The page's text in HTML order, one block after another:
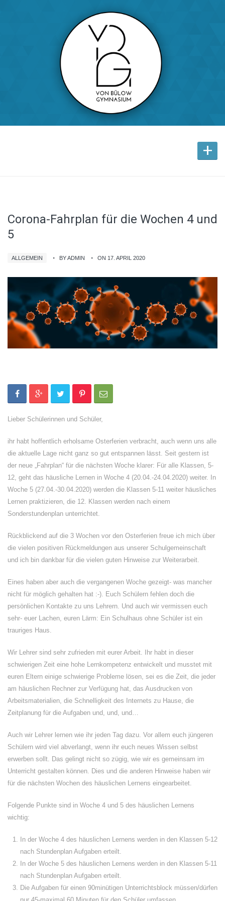
+
Corona-Fahrplan für die Wochen 4 und
5
ALLGEMEIN BY ADMIN ON 17. APRIL 2020
Lieber Schülerinnen und Schüler,
ihr habt hoffentlich erholsame Osterferien verbracht, auch wenn uns alle
die aktuelle Lage nicht ganz so gut entspannen lässt. Seit gestern ist
der neue „Fahrplan“ für die nächsten Woche klarer: Für alle Klassen, 5-
12, geht das häusliche Lernen in Woche 4 (20.04.-24.04.2020) weiter. In
Woche 5 (27.04.-30.04.2020) werden die Klassen 5-11 weiter häusliches
Lernen praktizieren, die 12. Klassen werden nach einem
Sonderstundenplan unterrichtet.
Rückblickend auf die 3 Wochen vor den Osterferien freue ich mich über
die vielen positiven Rückmeldungen aus unserer Schulgemeinschaft
und ich bin dankbar für die vielen guten Hinweise zur Weiterarbeit.
Eines haben aber auch die vergangenen Woche gezeigt- was mancher
nicht für möglich gehalten hat :-). Euch Schülern fehlen doch die
persönlichen Kontakte zu uns Lehrern. Und auch wir vermissen euch
sehr- euer Lachen, euren Lärm: Ein Schulhaus ohne Schüler ist ein
trauriges Haus.
Wir Lehrer sind sehr zufrieden mit eurer Arbeit. Ihr habt in dieser
schwierigen Zeit eine hohe Lernkompetenz entwickelt und musstet mit
euren Eltern einige schwierige Probleme lösen, sei es die Zeit, die jeder
am häuslichen Rechner zur Verfügung hat, das Ausdrucken von
Arbeitsmaterialien, die Schnelligkeit des Internets zu Hause, die
Zeitplanung für die Aufgaben und, und, und…
Auch wir Lehrer lernen wie ihr jeden Tag dazu. Vor allem euch jüngeren
Schülern wird viel abverlangt, wenn ihr euch neues Wissen selbst
erwerben sollt. Das gelingt nicht so zügig, wie wir es gemeinsam im
Unterricht gestalten können. Dies und die anderen Hinweise haben wir
für die nächsten Wochen des häuslichen Lernens eingearbeitet.
Folgende Punkte sind in Woche 4 und 5 des häuslichen Lernens
wichtig:
In der Woche 4 des häuslichen Lernens werden in den Klassen 5-12
nach Stundenplan Aufgaben erteilt.
In der Woche 5 des häuslichen Lernens werden in den Klassen 5-11
nach Stundenplan Aufgaben erteilt.
Die Aufgaben für einen 90minütigen Unterrichtsblock müssen/dürfen